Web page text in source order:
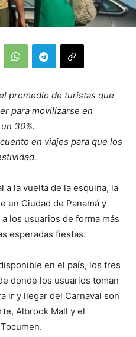
promedio de turistas que
para movilizarse en
30%.
en viajes para que los
a la vuelta de la esquina, la
en Ciudad de Panamá y
los usuarios de forma más
esperadas fiestas.
en el país, los tres
donde los usuarios toman
ir y llegar del Carnaval son
Albrook Mall y el